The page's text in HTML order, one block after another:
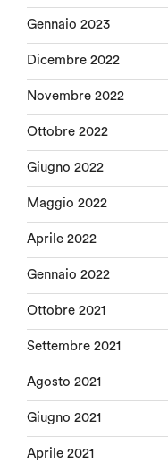
Gennaio 2023
Dicembre 2022
Novembre 2022
Ottobre 2022
Giugno 2022
Maggio 2022
Aprile 2022
Gennaio 2022
Ottobre 2021
Settembre 2021
Agosto 2021
Giugno 2021
Aprile 2021